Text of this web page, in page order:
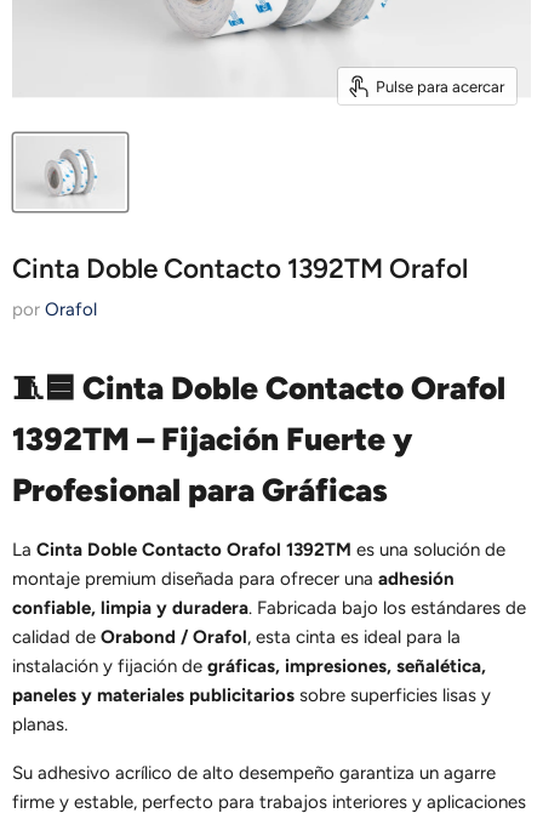
Pulse para acercar
Cinta Doble Contacto 1392TM Orafol
por Orafol
🧵🟦 Cinta Doble Contacto Orafol
1392TM – Fijación Fuerte y
Profesional para Gráficas
La Cinta Doble Contacto Orafol 1392TM es una solución de
montaje premium diseñada para ofrecer una adhesión
confiable, limpia y duradera. Fabricada bajo los estándares de
calidad de Orabond / Orafol, esta cinta es ideal para la
instalación y fijación de gráficas, impresiones, señalética,
paneles y materiales publicitarios sobre superficies lisas y
planas.
Su adhesivo acrílico de alto desempeño garantiza un agarre
firme y estable, perfecto para trabajos interiores y aplicaciones